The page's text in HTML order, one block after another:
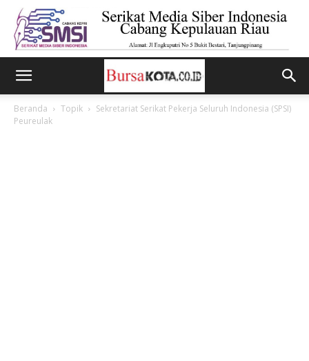
Beranda Topik
Sekretariat Serikat Pekerja Seluruh Indonesia (SPSI)
Peureulak